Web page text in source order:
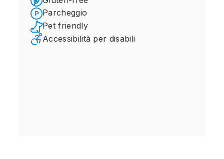
Parcheggio
Pet friendly
Accessibilità per disabili